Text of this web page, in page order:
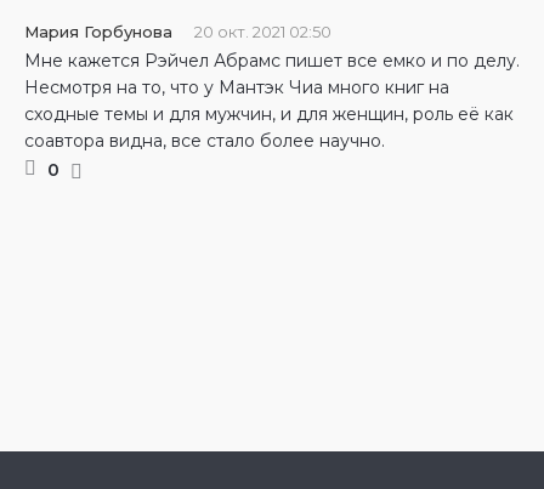
Мария Горбунова 20 окт. 2021 02:50
Мне кажется Рэйчел Абрамс пишет все емко и по делу.
Несмотря на то, что у Мантэк Чиа много книг на
сходные темы и для мужчин, и для женщин, роль её как
соавтора видна, все стало более научно.
0